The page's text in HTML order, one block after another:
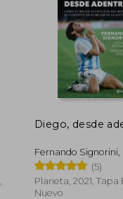
Diego, desde
Fernando Signorini,
Wernicke Y
Molina
(5)
Planeta, 2021, Tapa
Nuevo